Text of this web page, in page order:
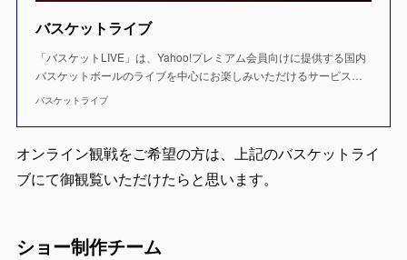
バスケットライブ
「バスケットLIVE」は、Yahoo!プレミアム会員向けに提供する国内
バスケットボールのライブを中心にお楽しみいただけるサービス…
バスケットライブ
オンライン観戦をご希望の方は、上記のバスケットライ
ブにて御観覧いただけたらと思います。
ショー制作チーム